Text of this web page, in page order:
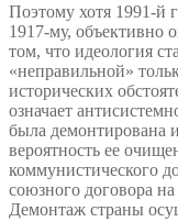
Поэтому хотя 1991-й
1917-му, объективно
том, что идеология
«неправильной»
исторических
означает
была демонтирована
вероятность ее
коммунистического
союзного договора
Демонтаж страны